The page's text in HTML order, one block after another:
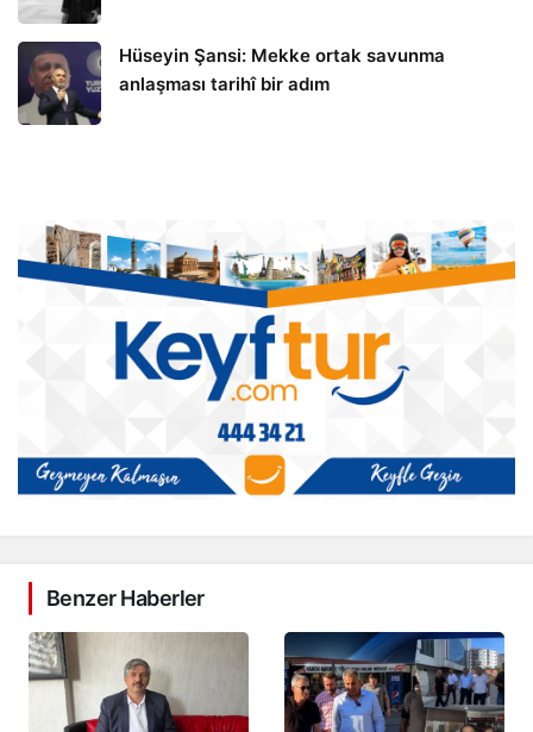
Hüseyin Şansi: Mekke ortak savunma
anlaşması tarihî bir adım
Benzer Haberler